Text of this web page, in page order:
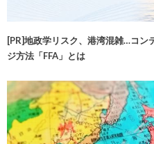
[PR]地政学リスク、港湾混雑…コン
ジ方法「FFA」とは